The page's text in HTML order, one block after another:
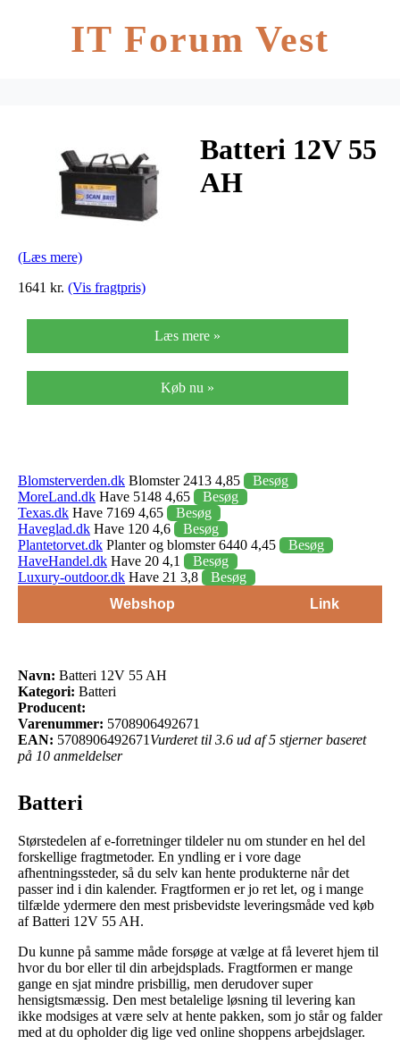
IT Forum Vest
Batteri 12V 55
AH
(Læs mere)
1641 kr. (Vis fragtpris)
Læs mere »
Køb nu »
Blomsterverden.dk Blomster 2413 4,85
Besøg
MoreLand.dk Have 5148 4,65
Besøg
Texas.dk Have 7169 4,65
Besøg
Haveglad.dk Have 120 4,6
Besøg
Plantetorvet.dk Planter og blomster 6440 4,45
Besøg
HaveHandel.dk Have 20 4,1
Besøg
Luxury-outdoor.dk Have 21 3,8
Besøg
Webshop
Link
Navn: Batteri 12V 55 AH
Kategori: Batteri
Producent:
Varenummer: 5708906492671
EAN: 5708906492671 Vurderet til 3.6 ud af 5 stjerner baseret
på 10 anmeldelser
Batteri
Størstedelen af e-forretninger tildeler nu om stunder en hel del
forskellige fragtmetoder. En yndling er i vore dage
afhentningssteder, så du selv kan hente produkterne når det
passer ind i din kalender. Fragtformen er jo ret let, og i mange
tilfælde ydermere den mest prisbevidste leveringsmåde ved køb
af Batteri 12V 55 AH.
Du kunne på samme måde forsøge at vælge at få leveret hjem til
hvor du bor eller til din arbejdsplads. Fragtformen er mange
gange en sjat mindre prisbillig, men derudover super
hensigtsmæssig. Den mest betalelige løsning til levering kan
ikke modsiges at være selv at hente pakken, som jo står og falder
med at du opholder dig lige ved online shoppens arbejdslager.